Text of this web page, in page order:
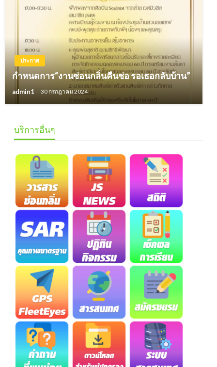
ประกาศ
กำหนดการ“งานซ่อนกลิ่นคืนช่อ รอเธอกลับบ้าน”
admin1 30 กรกฎาคม 2024
บริการอื่นๆ